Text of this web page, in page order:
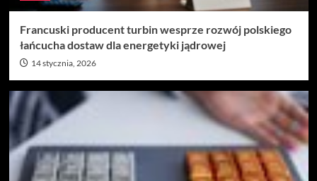
Francuski producent turbin wesprze rozwój polskiego
łańcucha dostaw dla energetyki jądrowej
14 stycznia, 2026